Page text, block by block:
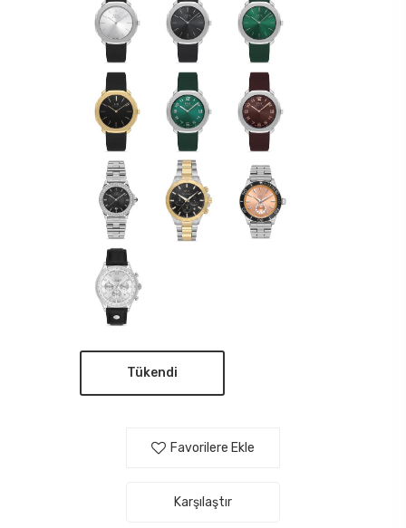
Tükendi
Favorilere Ekle
Karşılaştır